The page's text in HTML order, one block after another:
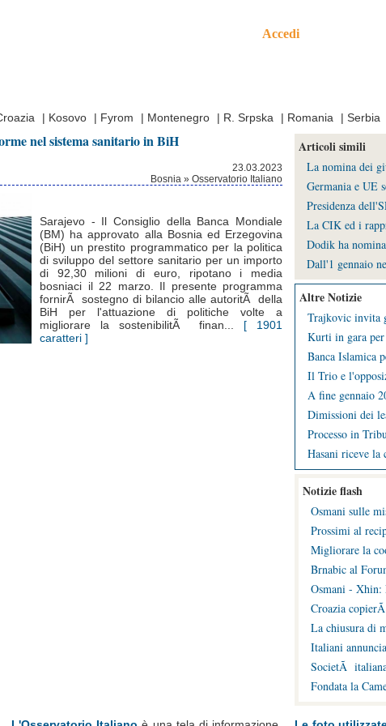
Accedi
| Kosovo | Fyrom | Montenegro | R. Srpska | Romania | Serbia
nel sistema sanitario in BiH
23.03.2023
Bosnia » Osservatorio Italiano
Sarajevo - Il Consiglio della Banca Mondiale
(BM) ha approvato alla Bosnia ed Erzegovina
(BiH) un prestito programmatico per la politica
di sviluppo del settore sanitario per un importo
di 92,30 milioni di euro, ripotano i media
bosniaci il 22 marzo. Il presente programma
fornirÃ sostegno di bilancio alle autoritÃ della
BiH per l'attuazione di politiche volte a
migliorare la sostenibilitÃ finan... [ 1901
caratteri ]
Articoli simili
La nomina dei
Germania e UE
Presidenza
La CIK ed i
Dodik ha
Dall'1 gennaio
Altre Notizie
Trajkovic invita
Kurti in gara
Banca Islamica
Il Trio e
A fine gennaio
Dimissioni dei
Processo in
Hasani riceve la
Notizie flash
Osmani sulle
Prossimi al
Migliorare la
Brnabic al
Osmani - Xhin:
Croazia
La chiusura di
Italiani
SocietÃ
Fondata la